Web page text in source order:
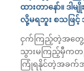
ထားတာနော်။ ဒ
လို့မရဘူး စသဖြင့်
ငှက်ကြည့်တဲ့အတွေ့အ
သွားမကြည့်မှီကတ
ကြုံရနိုင်တဲ့အခက်အ